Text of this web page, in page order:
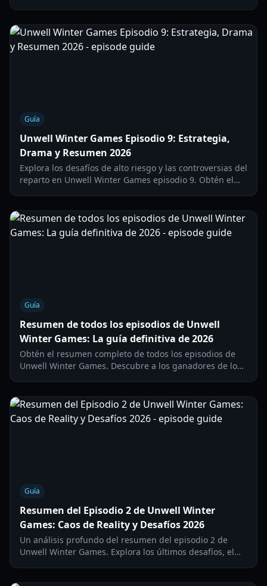
Guía
Unwell Winter Games Episodio 9: Estrategia,
Drama y Resumen 2026
Explora los desafíos de alto riesgo y las controversias del
reparto en Unwell Winter Games episodio 9. Obtén el
Guía
Resumen de todos los episodios de Unwell
Winter Games: La guía definitiva de 2026
Obtén el resumen completo de todos los episodios de
Unwell Winter Games. Descubre a los ganadores de los
2026.
Guía
Resumen del Episodio 2 de Unwell Winter
Games: Caos de Reality y Desafíos 2026
Un análisis profundo del resumen del episodio 2 de
Unwell Winter Games. Explora los últimos desafíos, el